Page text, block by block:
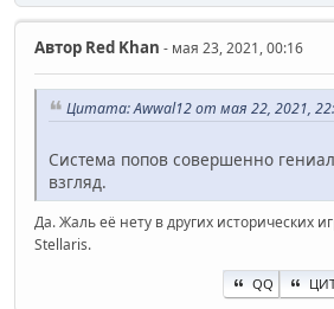
Автор Red Khan - мая 23, 2021, 00:16
Цитата: Awwal12 от мая 22, 2021,
Система попов совершенно
взгляд.
Да. Жаль её нету в других исторических
Stellaris.
QQ